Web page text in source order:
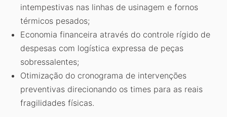
intempestivas nas linhas de usinagem e fornos
térmicos pesados;
Economia financeira através do controle rígido de
despesas com logística expressa de peças
sobressalentes;
Otimização do cronograma de intervenções
preventivas direcionando os times para as reais
fragilidades físicas.